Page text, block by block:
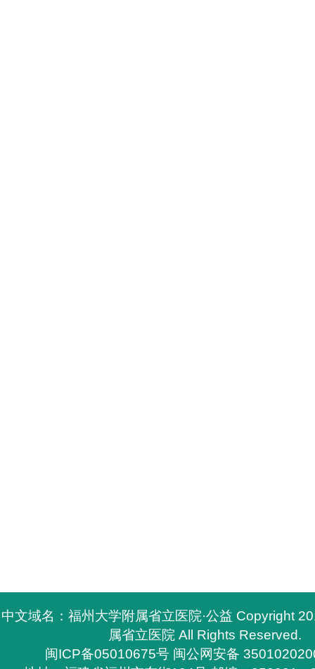
中文域名：福州大学附属省立医院·公益 Copyright
属省立医院 All Rights Reserved.
闽ICP备05010675号 闽公网安备